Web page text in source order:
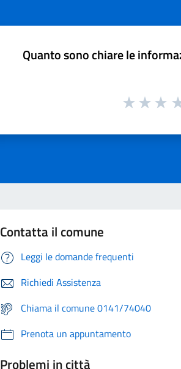
Quanto sono chiare le
Contatta il comune
Leggi le domande frequenti
Richiedi Assistenza
Chiama il comune 0141/74040
Prenota un appuntamento
Problemi in città